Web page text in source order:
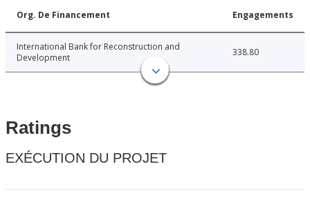
Org. De Financement Engagements
International Bank for Reconstruction and
Development
338.80
Ratings
EXÉCUTION DU PROJET